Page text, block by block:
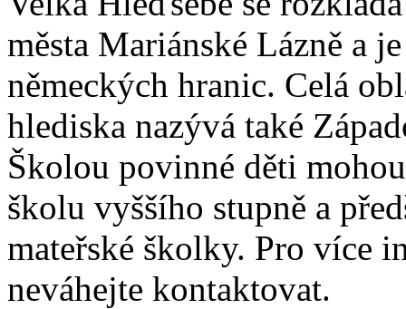
města Mariánské Lázně a
německých hranic. Celá
hlediska nazývá také
Školou povinné děti
školu vyššího stupně a
mateřské školky. Pro více
neváhejte kontaktovat.